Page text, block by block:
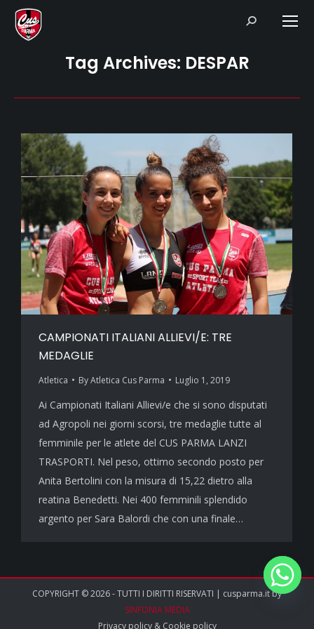
Search:
Tag Archives: DESPAR
CAMPIONATI ITALIANI ALLIEVI/E: TRE
MEDAGLIE
Atletica ByAtletica Cus Parma Luglio 1, 2019
Ai Campionati Italiani Allievi/e che si sono disputati
ad Agropoli nei giorni scorsi, tre medaglie tutte al
femminile per le atlete del CUS PARMA LANZI
TRASPORTI. Nel peso, ottimo secondo posto per
Anita Bertolini con la misura di 15,22 dietro alla
reatina Benedetti. Nei 400 femminili splendido
argento per Sara Balordi che con una finale…
COPYRIGHT © 2026 - TUTTI I DIRITTI RISERVATI | cusparma.it by
SINFONIA MEDIA
Privacy policy& Cookie policy